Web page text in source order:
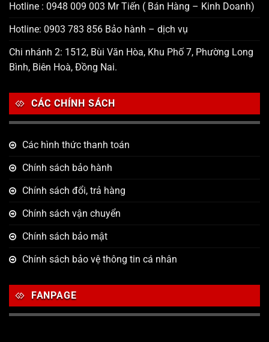
Hotline : 0948 009 003 Mr Tiến ( Bán Hàng – Kinh Doanh)
Hotline: 0903 783 856 Bảo hành – dịch vụ
Chi nhánh 2: 1512, Bùi Văn Hòa, Khu Phố 7, Phường Long
Bình, Biên Hoà, Đồng Nai.
CÁC CHÍNH SÁCH
Các hình thức thanh toán
Chính sách bảo hành
Chính sách đổi, trả hàng
Chính sách vận chuyển
Chính sách bảo mật
Chính sách bảo vệ thông tin cá nhân
FANPAGE